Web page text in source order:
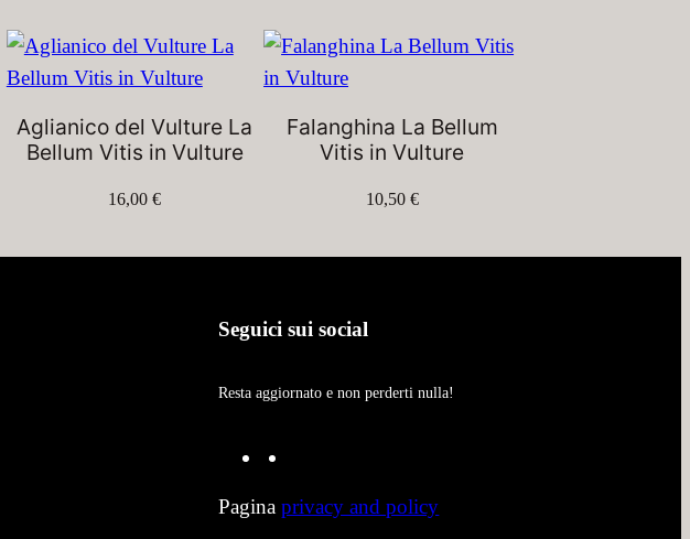
Aglianico del Vulture La
Bellum Vitis in Vulture
16,00€
Falanghina La Bellum
Vitis in Vulture
10,50 €
Seguici sui social
Resta aggiornato e non perderti nulla!
c
s
Paginaprivacy and policy